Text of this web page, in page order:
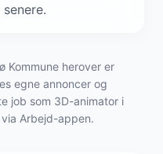
Kommune herover er
egne annoncer og
job som 3D-animator i
Arbejd-appen.